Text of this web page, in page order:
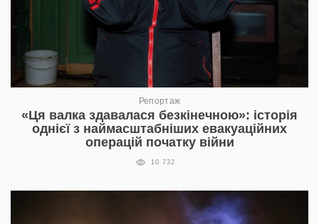
Репортаж
«Ця валка здавалася безкінечною»: історія
однієї з наймасштабніших евакуаційних
операцій початку війни
10 732